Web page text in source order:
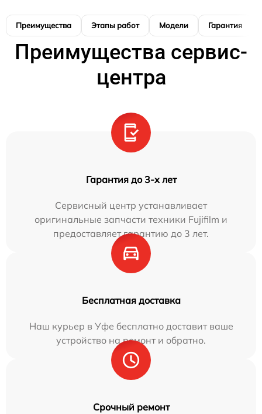
Преимущества Этапы работ Модели Гарантия
Преимущества сервис-
центра
Гарантия до 3-х лет
Сервисный центр устанавливает
оригинальные запчасти техники Fujifilm и
предоставляет гарантию до 3 лет.
Бесплатная доставка
Наш курьер в Уфе бесплатно доставит ваше
устройство на ремонт и обратно.
Срочный ремонт